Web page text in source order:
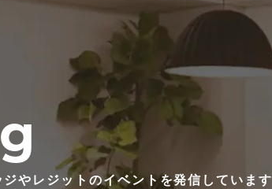
やレジットのイベントを発信しています